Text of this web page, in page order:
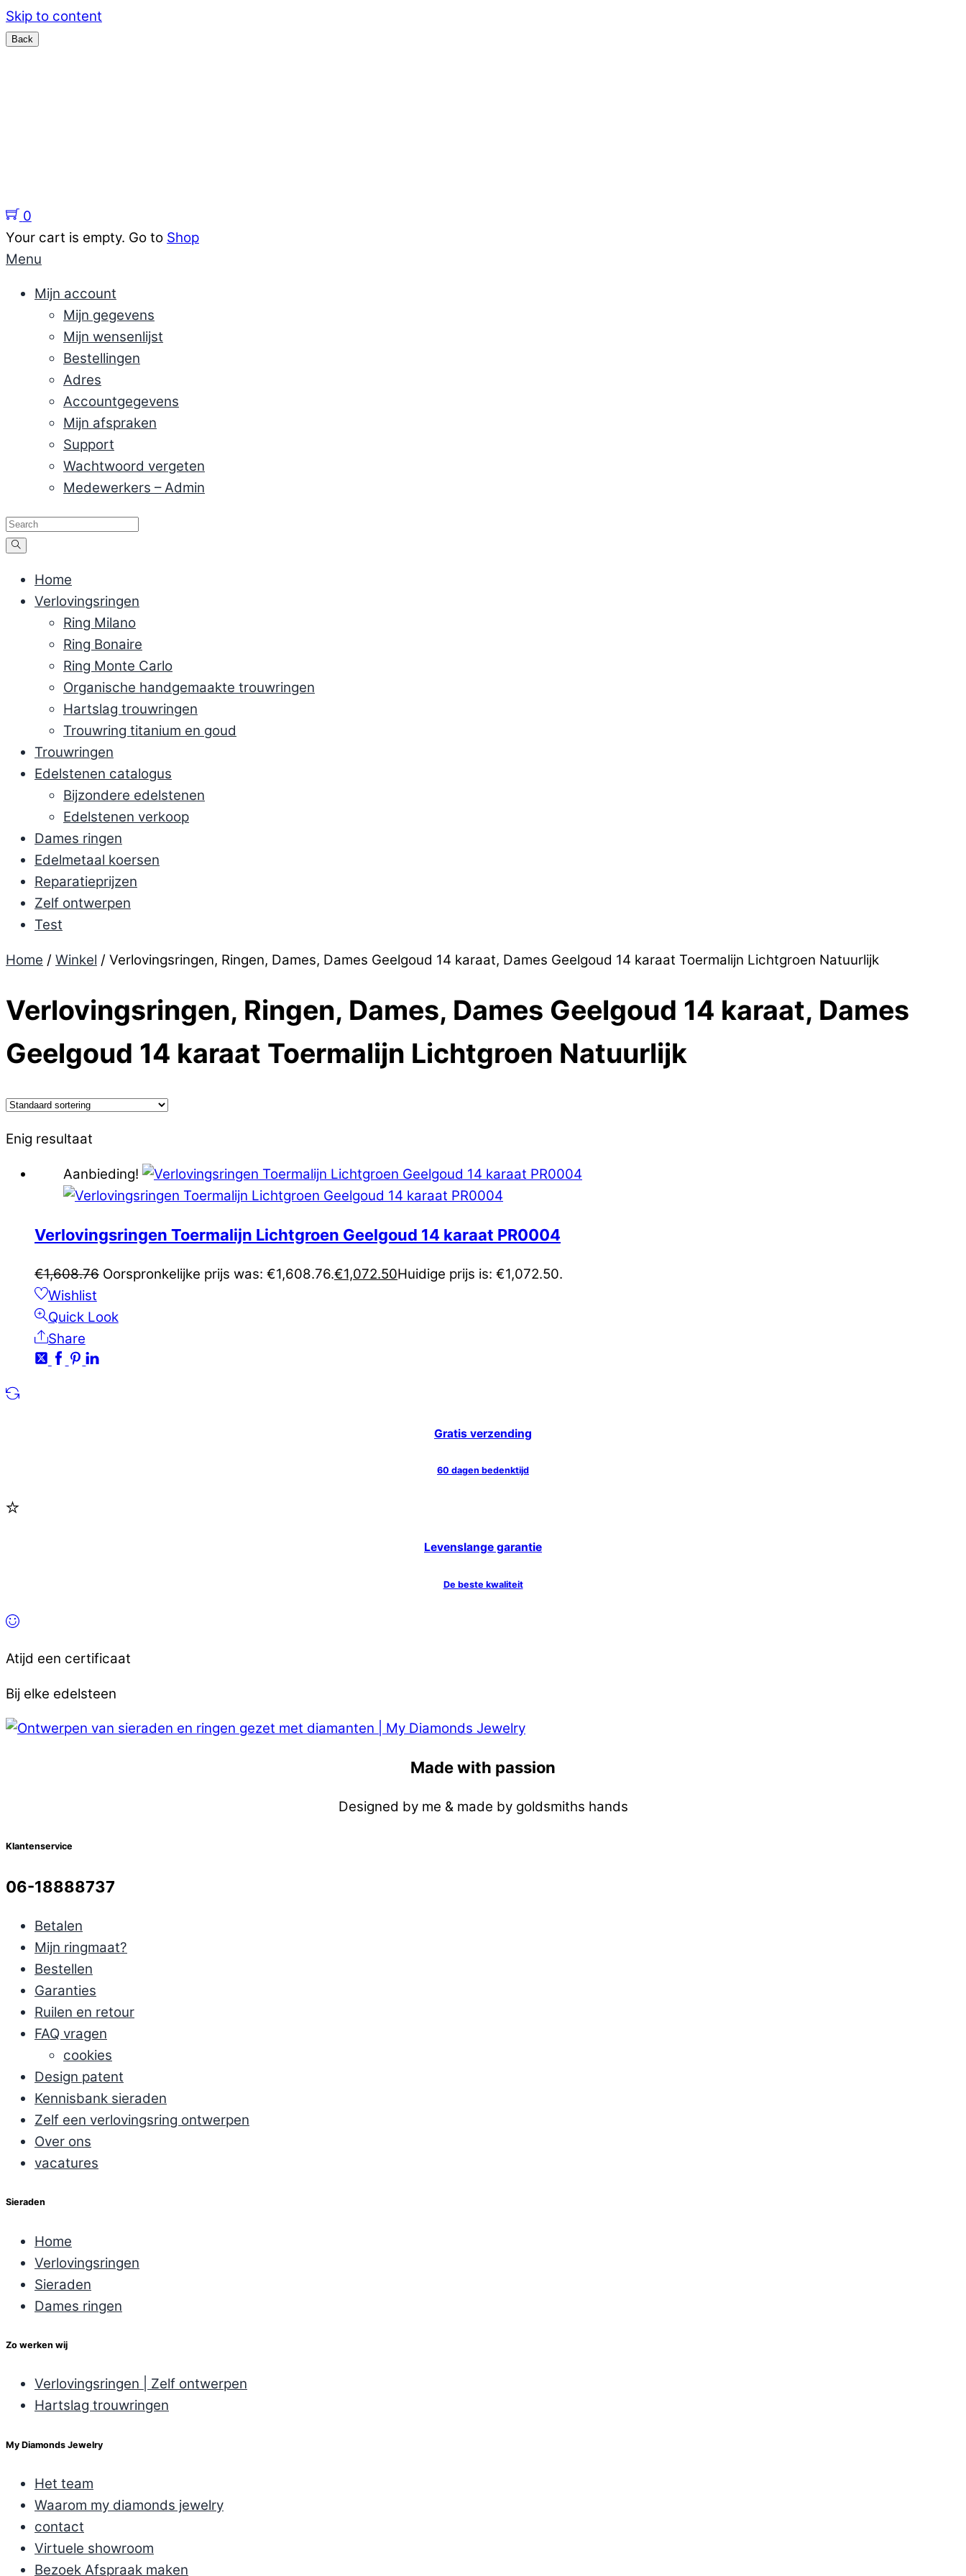
Skip to content
0
Your cart is empty. Go to Shop
Menu
Mijn account
Mijn gegevens
Mijn wensenlijst
Bestellingen
Adres
Accountgegevens
Mijn afspraken
Support
Wachtwoord vergeten
Medewerkers – Admin
Home
Verlovingsringen
Ring Milano
Ring Bonaire
Ring Monte Carlo
Organische handgemaakte trouwringen
Hartslag trouwringen
Trouwring titanium en goud
Trouwringen
Edelstenen catalogus
Bijzondere edelstenen
Edelstenen verkoop
Dames ringen
Edelmetaal koersen
Reparatieprijzen
Zelf ontwerpen
Test
Home / Winkel / Verlovingsringen, Ringen, Dames, Dames Geelgoud 14 karaat, Dames Geelgoud 14 karaat Toermalijn Lichtgroen Natuurlijk
Verlovingsringen, Ringen, Dames, Dames Geelgoud 14 karaat, Dames
Geelgoud 14 karaat Toermalijn Lichtgroen Natuurlijk
Enig resultaat
Aanbieding!
Verlovingsringen Toermalijn Lichtgroen Geelgoud 14 karaat PR0004
€1,608.76 Oorspronkelijke prijs was: €1,608.76.€1,072.50Huidige prijs is: €1,072.50.
Wishlist
Quick Look
Share
Gratis verzending
60 dagen bedenktijd
Levenslange garantie
De beste kwaliteit
Atijd een certificaat
Bij elke edelsteen
Made with passion
Designed by me & made by goldsmiths hands
Klantenservice
06-18888737
Betalen
Mijn ringmaat?
Bestellen
Garanties
Ruilen en retour
FAQ vragen
cookies
Design patent
Kennisbank sieraden
Zelf een verlovingsring ontwerpen
Over ons
vacatures
Sieraden
Home
Verlovingsringen
Sieraden
Dames ringen
Zo werken wij
Verlovingsringen | Zelf ontwerpen
Hartslag trouwringen
My Diamonds Jewelry
Het team
Waarom my diamonds jewelry
contact
Virtuele showroom
Bezoek Afspraak maken